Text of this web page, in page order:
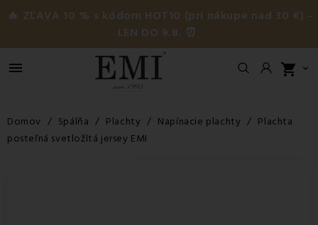
🔥 ZĽAVA 10 % s kódom HOT10 (pri nákupe nad 30 €) –
LEN DO 9.8. ⏰
 shopping_cart 
Domov Spálňa Plachty Napínacie plachty
Plachta
posteľná svetložltá jersey EMI